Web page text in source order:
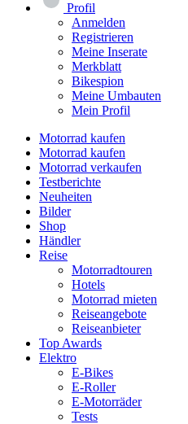
Profil
Anmelden
Registrieren
Meine Inserate
Merkblatt
Bikespion
Meine Umbauten
Mein Profil
Motorrad kaufen
Motorrad kaufen
Motorrad verkaufen
Testberichte
Neuheiten
Bilder
Shop
Händler
Reise
Motorradtouren
Hotels
Motorrad mieten
Reiseangebote
Reiseanbieter
Top Awards
Elektro
E-Bikes
E-Roller
E-Motorräder
Tests